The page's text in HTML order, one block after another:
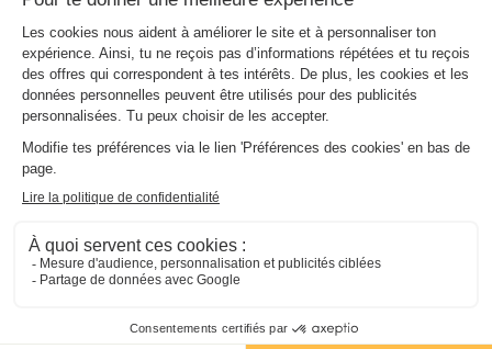
Avis clients
8.5 /10
Wifi payant Bord de mer
+ 5
BUNGALOW 6 personnes - CLIM
449 € 359 €
Voir les hébergements